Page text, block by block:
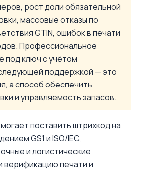
рост доли обязательной
массовые отказы по
GTIN, ошибок в печати
Профессиональное
под ключ с учётом
поддержкой — это
а способ обеспечить
и управляемость запасов.
поставить штрихкод на
GS1 и ISO/IEC,
и логистические
верификацию печати и